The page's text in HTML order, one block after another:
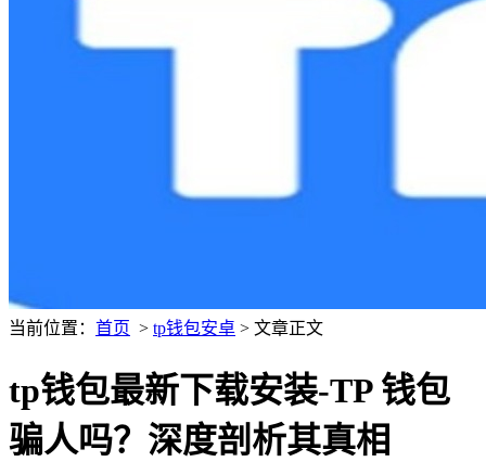
当前位置： 首页 > tp钱包安卓 > 文章正文
tp钱包最新下载安装-TP 钱包
骗人吗？深度剖析其真相